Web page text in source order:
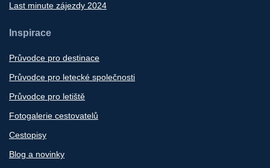
Last minute zájezdy 2024
Inspirace
Průvodce pro destinace
Průvodce pro letecké společnosti
Průvodce pro letiště
Fotogalerie cestovatelů
Cestopisy
Blog a novinky